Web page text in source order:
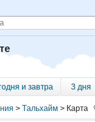
и завтра 3 дня
> Тальхайм > Карта